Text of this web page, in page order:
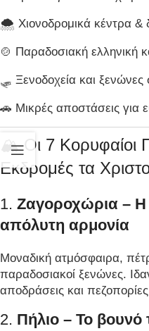
🌨️ Χιονοδρομικά κέντρα &
🍲 Παραδοσιακή ελληνική
🛷 Ξενοδοχεία και
🚗 Μικρές αποστάσεις για
🏔️ Οι 7 Κορυφαίοι
Εκδρομές τα
1. Ζαγοροχώρια – Η
απόλυτη αρμονία
Μοναδική ατμόσφαιρα,
παραδοσιακοί ξενώνες.
αποδράσεις και
2. Πήλιο – Το